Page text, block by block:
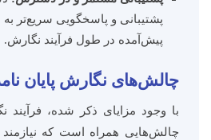
پشتیبانی و پاسخگویی سریع‌تر
پیش‌آمده در طول فرآیند نگارش.
چالش‌های نگارش پایان
با وجود مزایای ذکر شده، فرآیند
چالش‌هایی همراه است که